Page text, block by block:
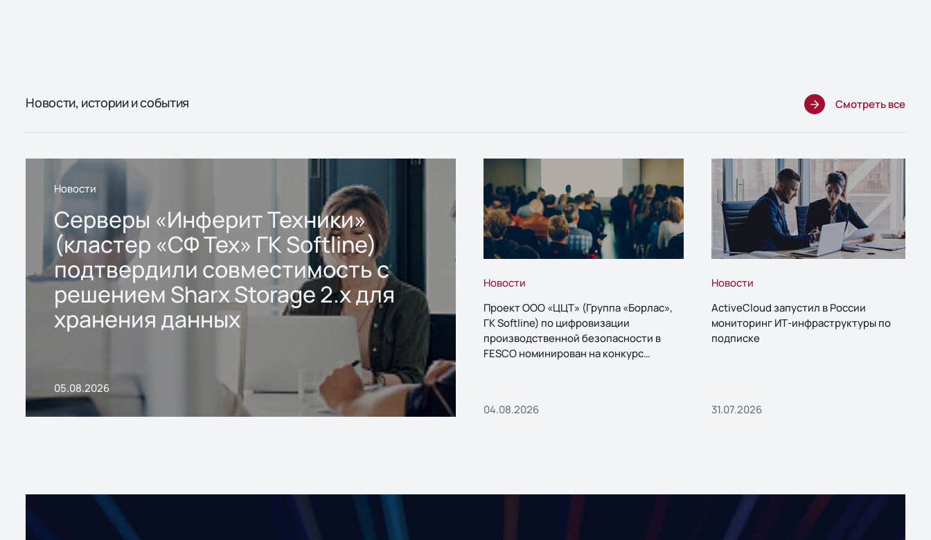
Новости, истории и события Смотреть все
Новости
Серверы «Инферит Техники»
(кластер «СФ Тех» ГК Softline)
подтвердили совместимость с
решением Sharx Storage 2.x для
хранения данных
05.08.2026
Новости
Проект ООО «ЦЦТ» (Группа «Борлас»,
ГК Softline) по цифровизации
производственной безопасности в
FESCO номинирован на конкурс
04.08.2026
Новости
ActiveCloud запустил в России
мониторинг ИТ-инфраструктуры по
подписке
31.07.2026